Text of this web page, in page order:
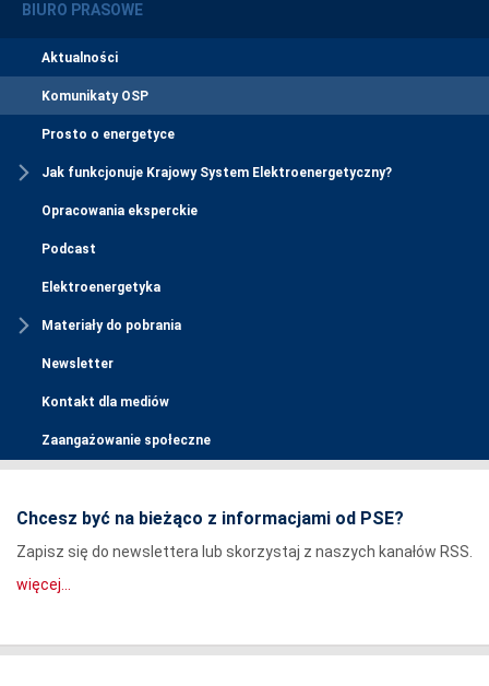
BIURO PRASOWE
Aktualności
Komunikaty OSP
Prosto o energetyce
Jak funkcjonuje Krajowy System Elektroenergetyczny?
Opracowania eksperckie
Podcast
Elektroenergetyka
Materiały do pobrania
Newsletter
Kontakt dla mediów
Zaangażowanie społeczne
Chcesz być na bieżąco z informacjami od PSE?
Zapisz się do newslettera lub skorzystaj z naszych kanałów RSS.
więcej...